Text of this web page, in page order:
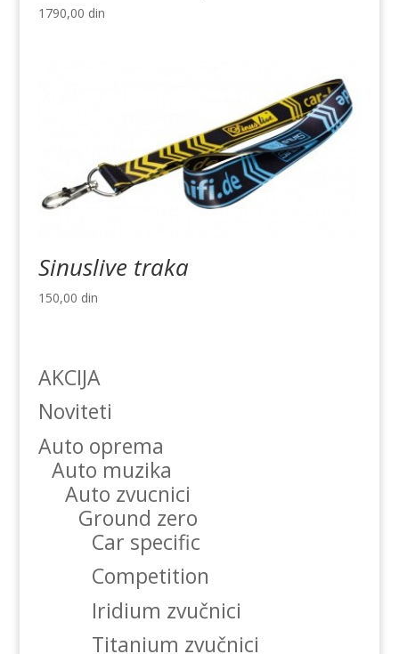
1790,00 din
Sinuslive traka
150,00 din
AKCIJA
Noviteti
Auto oprema
Auto muzika
Auto zvucnici
Ground zero
Car specific
Competition
Iridium zvučnici
Titanium zvučnici